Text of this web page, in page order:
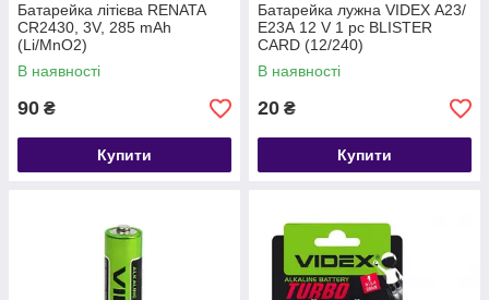
Батарейка літієва RENATA
CR2430, 3V, 285 mAh
(Li/MnO2)
В наявності
90 ₴
Купити
Батарейка лужна VIDEX А23/
Е23А 12 V 1 pc BLISTER
CARD (12/240)
В наявності
20 ₴
Купити